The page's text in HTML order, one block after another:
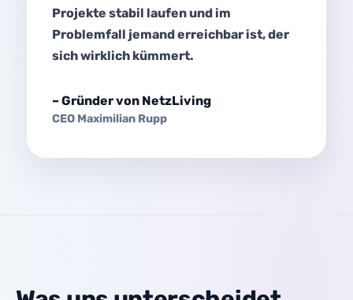
Projekte stabil laufen und im
Problemfall jemand erreichbar ist, der
sich wirklich kümmert.
– Gründer von NetzLiving
CEO Maximilian Rupp